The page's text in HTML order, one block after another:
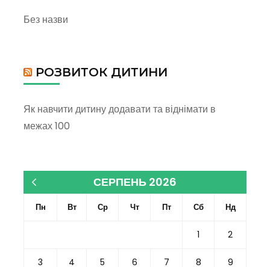
Без назви
РОЗВИТОК ДИТИНИ
Як навчити дитину додавати та віднімати в
межах 100
СЕРПЕНЬ 2026
Пн Вт Ср Чт Пт Сб Нд
1 2
3 4 5 6 7 8 9